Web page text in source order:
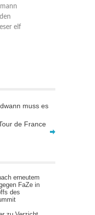
elf
muss es
de France
erneutem
FaZe in
des